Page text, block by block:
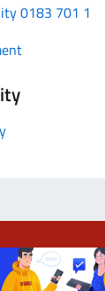
0183 701 1